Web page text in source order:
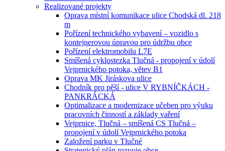
Realizované projekty
Oprava místní komunikace ulice Chodská dl. 218
m
Pořízení technického vybavení – vozidlo s
kontejnerovou úpravou pro údržbu obce
Pořízení elektromobilu L7E
Smíšená cyklostezka Tlučná - propojení v údolí
Vejprnického potoka, větev B1
Oprava MK Jiráskova ulice
Chodník pro pěší - ulice V RYBNÍČKÁCH -
PANKRÁCKÁ
Optimalizace a modernizace učeben pro výuku
pracovních činností a základy vaření
Vejprnice, Tlučná – smíšená CS Tlučná –
propojení v údolí Vejprnického potoka
Založení parku v Tlučné